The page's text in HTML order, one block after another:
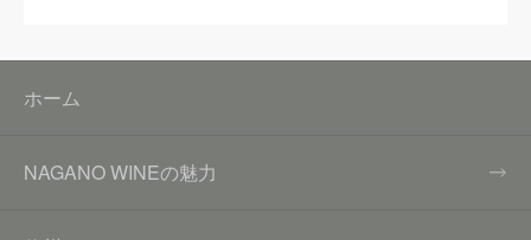
ホーム
NAGANO WINEの魅力